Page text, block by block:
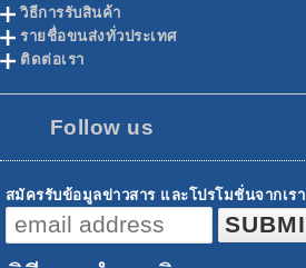
วิธีการรับสินค้า
รายชื่อขนส่งทั่วประเทศ
ติดต่อเรา
Follow us
สมัครรับข้อมูลข่าวสาร และโปรโมชั่นจากเรา